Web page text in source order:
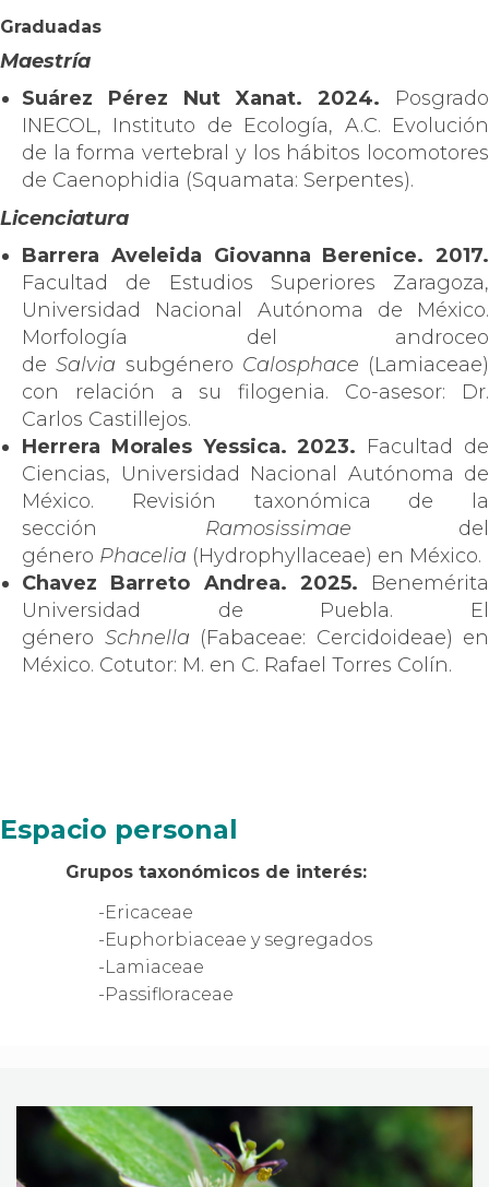
Graduadas
Maestría
Suárez Pérez Nut Xanat. 2024. Posgrado
INECOL, Instituto de Ecología, A.C. Evolución
de la forma vertebral y los hábitos locomotores
de Caenophidia (Squamata: Serpentes).
Licenciatura
Barrera Aveleida Giovanna Berenice. 2017.
Facultad de Estudios Superiores Zaragoza,
Universidad Nacional Autónoma de México.
Morfología del androceo
deSalvia subgénero Calosphace (Lamiaceae)
con relación a su filogenia. Co-asesor: Dr.
Carlos Castillejos.
Herrera Morales Yessica. 2023. Facultad de
Ciencias, Universidad Nacional Autónoma de
México. Revisión taxonómica de la
sección Ramosissimae del
género Phacelia (Hydrophyllaceae) en México.
Chavez Barreto Andrea. 2025. Benemérita
Universidad de Puebla. El
género Schnella (Fabaceae: Cercidoideae) en
México. Cotutor: M. en C. Rafael Torres Colín.
Espacio personal
Grupos taxonómicos de interés:
-Ericaceae
-Euphorbiaceae y segregados
-Lamiaceae
-Passifloraceae